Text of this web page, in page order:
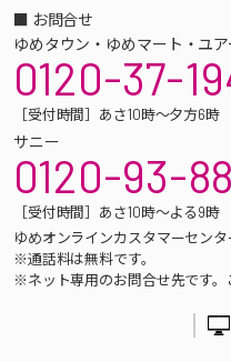
■ お問合せ
ゆめタウン・ゆめマート・ユア
0120-37-
［受付時間］あさ10時～夕方6時
サニー
0120-93-
［受付時間］あさ10時～よる9時
ゆめオンラインカスタマーセンタ
※通話料は無料です。
※ネット専用のお問合せ先です。